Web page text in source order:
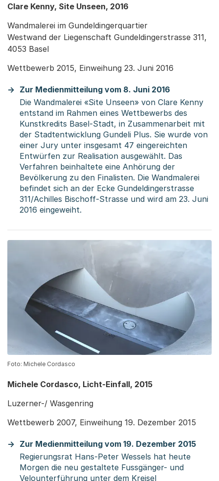
Clare Kenny, Site Unseen, 2016
Wandmalerei im Gundeldingerquartier
Westwand der Liegenschaft Gundeldingerstrasse 311,
4053 Basel
Wettbewerb 2015, Einweihung 23. Juni 2016
Zur Medienmitteilung vom 8. Juni 2016
Die Wandmalerei «Site Unseen» von Clare Kenny
entstand im Rahmen eines Wettbewerbs des
Kunstkredits Basel-Stadt, in Zusammenarbeit mit
der Stadtentwicklung Gundeli Plus. Sie wurde von
einer Jury unter insgesamt 47 eingereichten
Entwürfen zur Realisation ausgewählt. Das
Verfahren beinhaltete eine Anhörung der
Bevölkerung zu den Finalisten. Die Wandmalerei
befindet sich an der Ecke Gundeldingerstrasse
311/Achilles Bischoff-Strasse und wird am 23. Juni
2016 eingeweiht.
Foto: Michele Cordasco
Michele Cordasco, Licht-Einfall, 2015
Luzerner-/ Wasgenring
Wettbewerb 2007, Einweihung 19. Dezember 2015
Zur Medienmitteilung vom 19. Dezember 2015
Regierungsrat Hans-Peter Wessels hat heute
Morgen die neu gestaltete Fussgänger- und
Velounterführung unter dem Kreisel